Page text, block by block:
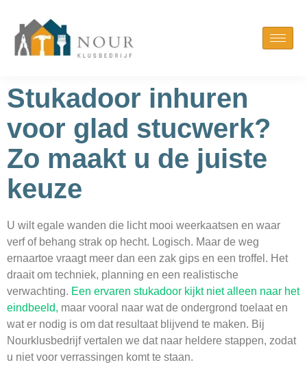
Stukadoor inhuren
voor glad stucwerk?
Zo maakt u de juiste
keuze
U wilt egale wanden die licht mooi weerkaatsen en waar
verf of behang strak op hecht. Logisch. Maar de weg
ernaartoe vraagt meer dan een zak gips en een troffel. Het
draait om techniek, planning en een realistische
verwachting. Een ervaren stukadoor kijkt niet alleen naar het
eindbeeld, maar vooral naar wat de ondergrond toelaat en
wat er nodig is om dat resultaat blijvend te maken. Bij
Nourklusbedrijf vertalen we dat naar heldere stappen, zodat
u niet voor verrassingen komt te staan.